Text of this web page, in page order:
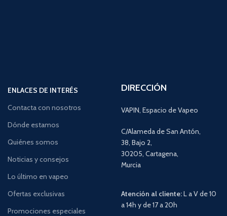
ENLACES DE INTERÉS
Contacta con nosotros
Dónde estamos
Quiénes somos
Noticias y consejos
Lo último en vapeo
Ofertas exclusivas
Promociones especiales
DIRECCIÓN
VAPIN, Espacio de Vapeo
C/Alameda de San Antón,
38, Bajo 2,
30205, Cartagena,
Murcia
Atención al cliente:L a V de 10
a 14h y de 17 a 20h